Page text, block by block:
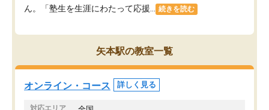
ん。「塾生を生涯にわたって応援...
続きを読む
矢本駅の教室一覧
オンライン・コース 詳しく見る
対応エリア